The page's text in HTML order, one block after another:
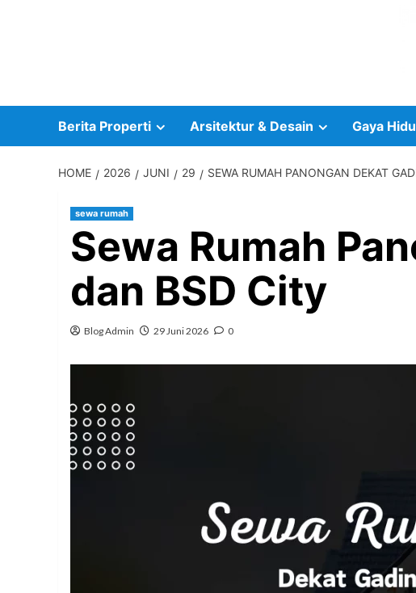
Berita Properti Arsitektur & Desain Gaya
HOME 2026 JUNI 29 SEWA RUMAH PANONGAN DEKAT
sewa rumah
Sewa Rumah
dan BSD City
Blog Admin 29 Juni 2026 0